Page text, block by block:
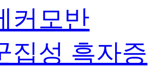
커모반
집성 흑자증